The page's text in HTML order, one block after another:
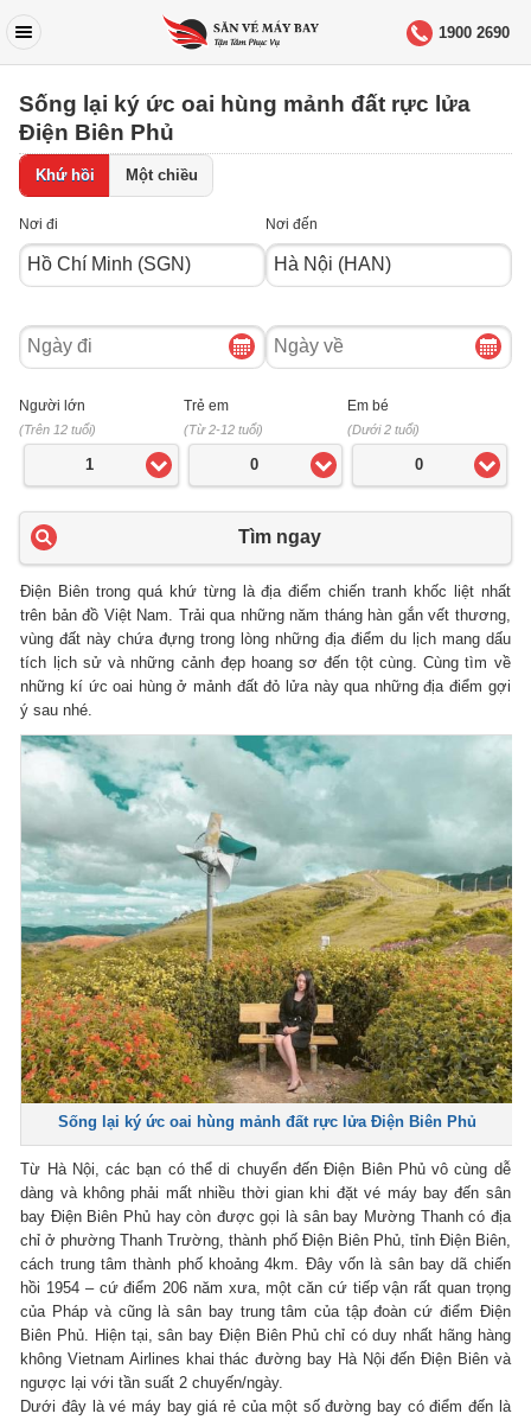
1900 2690
Sống lại ký ức oai hùng mảnh đất rực lửa
Điện Biên Phủ
Khứ hồi Một chiều
Nơi đi Nơi đến
Ngày
đi
Ngày
về
Người lớn
(Trên 12 tuổi)
1
Trẻ em
(Từ 2-12 tuổi)
0
Em bé
(Dưới 2 tuổi)
0
Tìm ngay
Điện Biên trong quá khứ từng là địa điểm chiến tranh khốc liệt nhất
trên bản đồ Việt Nam. Trải qua những năm tháng hàn gắn vết thương,
vùng đất này chứa đựng trong lòng những địa điểm du lịch mang dấu
tích lịch sử và những cảnh đẹp hoang sơ đến tột cùng. Cùng tìm về
những kí ức oai hùng ở mảnh đất đỏ lửa này qua những địa điểm gợi
ý sau nhé.
Sống lại ký ức oai hùng mảnh đất rực lửa Điện Biên Phủ
Từ Hà Nội, các bạn có thể di chuyển đến Điện Biên Phủ vô cùng dễ
dàng và không phải mất nhiều thời gian khi đặt vé máy bay đến sân
bay Điện Biên Phủ hay còn được gọi là sân bay Mường Thanh có địa
chỉ ở phường Thanh Trường, thành phố Điện Biên Phủ, tỉnh Điện Biên,
cách trung tâm thành phố khoảng 4km. Đây vốn là sân bay dã chiến
hồi 1954 – cứ điểm 206 năm xưa, một căn cứ tiếp vận rất quan trọng
của Pháp và cũng là sân bay trung tâm của tập đoàn cứ điểm Điện
Biên Phủ. Hiện tại, sân bay Điện Biên Phủ chỉ có duy nhất hãng hàng
không Vietnam Airlines khai thác đường bay Hà Nội đến Điện Biên và
ngược lại với tần suất 2 chuyến/ngày.
Dưới đây là vé máy bay giá rẻ của một số đường bay có điểm đến là